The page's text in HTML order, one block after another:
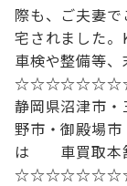
際も、ご夫妻
宅されました。
車検や整備等、
静岡県沼津市
野市・御殿場
は 車買取本